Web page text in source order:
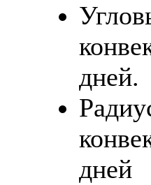
дней.
дней